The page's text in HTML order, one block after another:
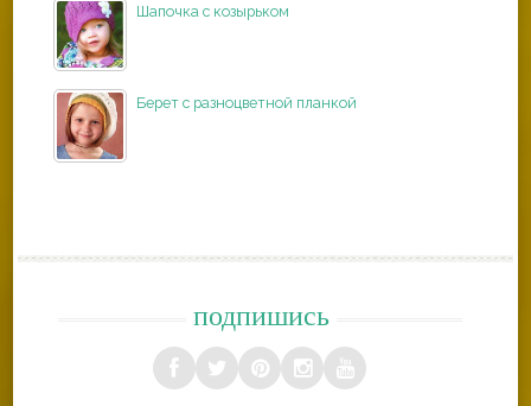
Шапочка с козырьком
Берет с разноцветной планкой
подпишись